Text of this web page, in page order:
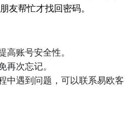
友帮忙才找回密码。
高账号安全性。
再次忘记。
中遇到问题，可以联系易欧客